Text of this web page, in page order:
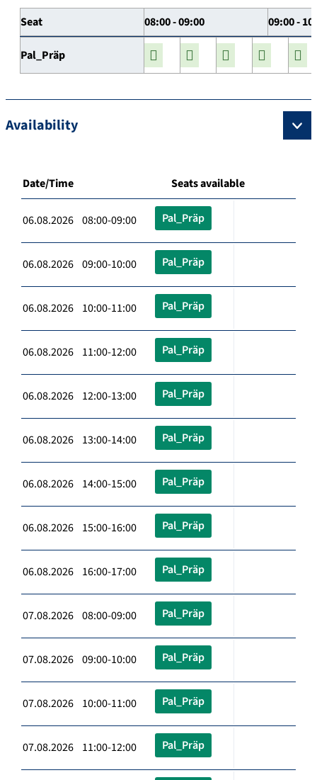
Seat 08:00 - 09:00 09:00 -
Pal_Präp
Availability
Date/Time Seats available
06.08.2026 08:00-09:00 Pal_Präp
06.08.2026 09:00-10:00 Pal_Präp
06.08.2026 10:00-11:00 Pal_Präp
06.08.2026 11:00-12:00 Pal_Präp
06.08.2026 12:00-13:00 Pal_Präp
06.08.2026 13:00-14:00 Pal_Präp
06.08.2026 14:00-15:00 Pal_Präp
06.08.2026 15:00-16:00 Pal_Präp
06.08.2026 16:00-17:00 Pal_Präp
07.08.2026 08:00-09:00 Pal_Präp
07.08.2026 09:00-10:00 Pal_Präp
07.08.2026 10:00-11:00 Pal_Präp
07.08.2026 11:00-12:00 Pal_Präp